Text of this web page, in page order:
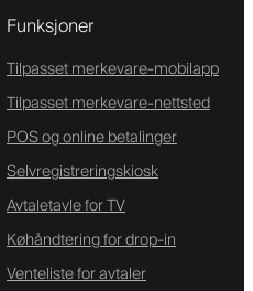
Funksjoner
Tilpasset merkevare-mobilapp
Tilpasset merkevare-nettsted
POS og online betalinger
Selvregistreringskiosk
Avtaletavle for TV
Køhåndtering for drop-in
Venteliste for avtaler